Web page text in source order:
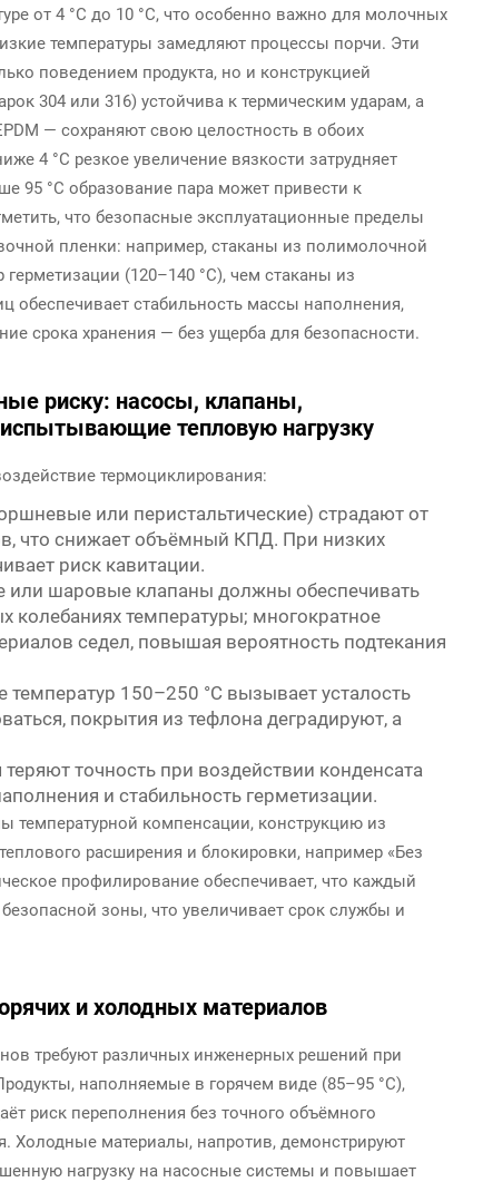
от 4 °C до 10 °C, что особенно важно для молочных
температуры замедляют процессы порчи. Эти
поведением продукта, но и конструкцией
304 или 316) устойчива к термическим ударам, а
— сохраняют свою целостность в обоих
4 °C резкое увеличение вязкости затрудняет
95 °C образование пара может привести к
что безопасные эксплуатационные пределы
пленки: например, стаканы из полимолочной
(120–140 °C), чем стаканы из
обеспечивает стабильность массы наполнения,
срока хранения — без ущерба для безопасности.
риску: насосы, клапаны,
тепловую нагрузку
термоциклирования:
или перистальтические) страдают от
что снижает объёмный КПД. При низких
риск кавитации.
шаровые клапаны должны обеспечивать
колебаниях температуры; многократное
седел, повышая вероятность подтекания
температур 150–250 °C вызывает усталость
покрытия из тефлона деградируют, а
точность при воздействии конденсата
и стабильность герметизации.
компенсации, конструкцию из
расширения и блокировки, например «Без
профилирование обеспечивает, что каждый
зоны, что увеличивает срок службы и
и холодных материалов
требуют различных инженерных решений при
наполняемые в горячем виде (85–95 °C),
риск переполнения без точного объёмного
Холодные материалы, напротив, демонстрируют
нагрузку на насосные системы и повышает